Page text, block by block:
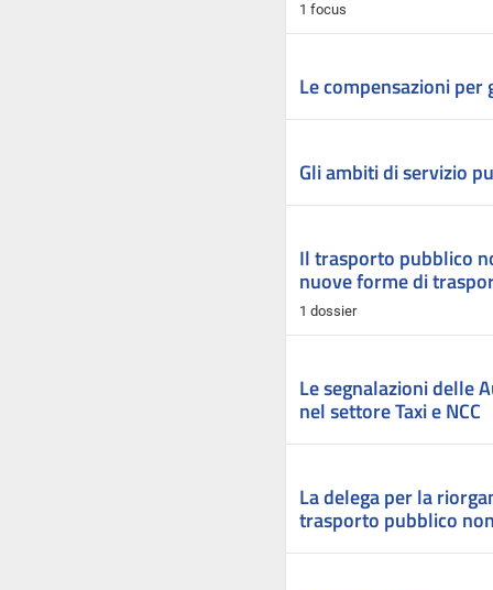
1 focus
Le compensazioni
Gli ambiti di servizio
Il trasporto pubblico
nuove forme di
1 dossier
Le segnalazioni delle
nel settore Taxi e NCC
La delega per la
trasporto pubblico